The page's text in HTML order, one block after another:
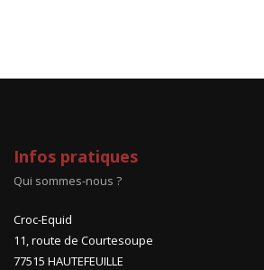
Infos pratiques
Qui sommes-nous ?
Croc-Equid
11, route de Courtesoupe
77515 HAUTEFEUILLE